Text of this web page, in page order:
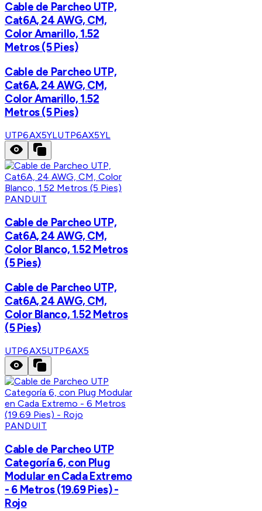
Cable de Parcheo UTP,
Cat6A, 24 AWG, CM,
Color Amarillo, 1.52
Metros (5 Pies)
Cable de Parcheo UTP,
Cat6A, 24 AWG, CM,
Color Amarillo, 1.52
Metros (5 Pies)
UTP6AX5YLUTP6AX5YL
PANDUIT
Cable de Parcheo UTP,
Cat6A, 24 AWG, CM,
Color Blanco, 1.52 Metros
(5 Pies)
Cable de Parcheo UTP,
Cat6A, 24 AWG, CM,
Color Blanco, 1.52 Metros
(5 Pies)
UTP6AX5UTP6AX5
PANDUIT
Cable de Parcheo UTP
Categoría 6, con Plug
Modular en Cada Extremo
- 6 Metros (19.69 Pies) -
Rojo